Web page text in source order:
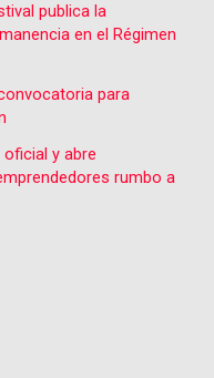
publica la
en el Régimen
para
y abre
rumbo a